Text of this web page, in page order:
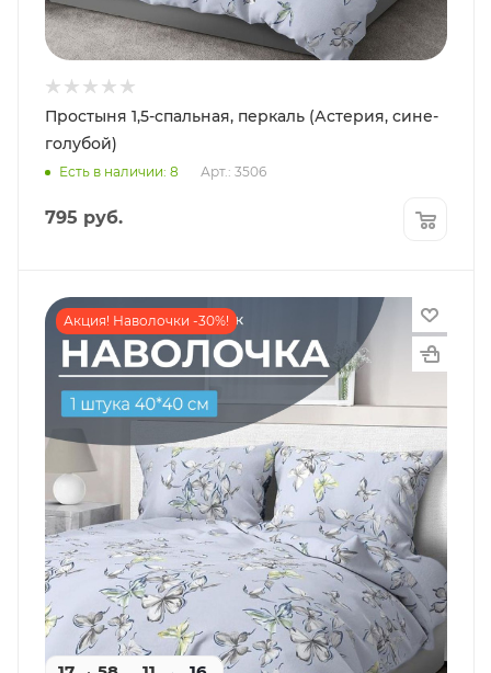
Простыня 1,5-спальная, перкаль (Астерия, сине-
голубой)
Есть в наличии: 8 Арт.: 3506
795 руб.
Акция! Наволочки -30%!